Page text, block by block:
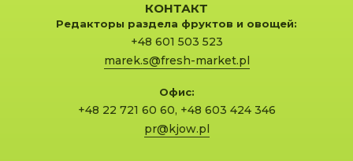
КОНТАКТ
Редакторы раздела фруктов и овощей:
+48 601 503 523
marek.s@fresh-market.pl
Офис:
+48 22 721 60 60, +48 603 424 346
pr@kjow.pl